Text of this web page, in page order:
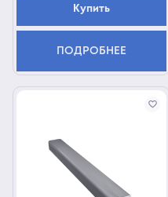
Купить
ПОДРОБНЕЕ